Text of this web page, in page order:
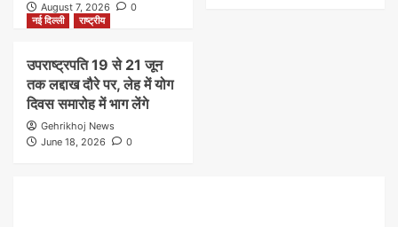
August 7, 2026
0
नई दिल्ली राष्ट्रीय
उपराष्ट्रपति 19 से 21 जून
तक लद्दाख दौरे पर, लेह में योग
दिवस समारोह में भाग लेंगे
Gehrikhoj News
June 18, 2026
0